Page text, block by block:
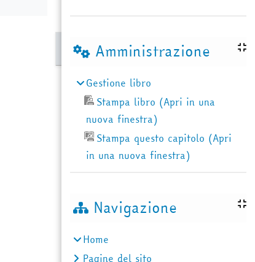
Amministrazione
Gestione libro
Stampa libro (Apri in una
nuova finestra)
Stampa questo capitolo (Apri
in una nuova finestra)
Navigazione
Home
Pagine del sito